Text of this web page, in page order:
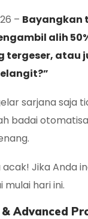
– Bayangkan
alih
tergeser, atau
sarjana saja
badai
Jika Anda
mulai hari ini.
Advanced